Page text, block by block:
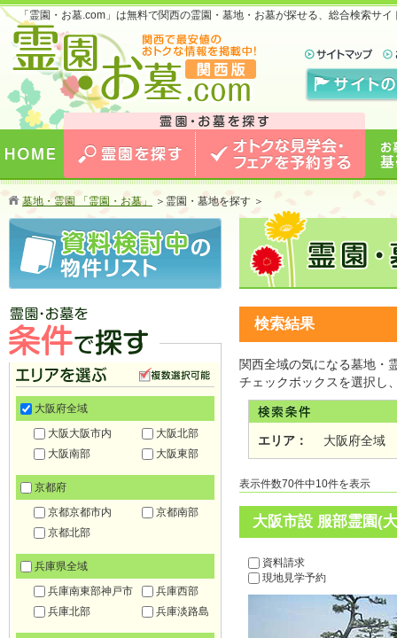
「霊園・お墓.com」は無料で関西の霊園・墓地・お墓が探せる、総合検索サ
お墓のことなら霊園・お墓.com 関西版 関西で
最安値のおトクな情報を掲載中！
する
墓地・霊園 「霊園・お墓」 ＞ 霊園・墓地を探す ＞
検索結果
関西全域の気になる墓地・
チェックボックスを選択し
エリア： 大阪府全域
表示件数70件中10件を表示
大阪市設 服部霊園(
資料請求
現地見学予約
霊園・お墓を条件で探す
大阪府全域
大阪大阪市内
大阪北部
大阪南部
大阪東部
京都府
京都京都市内
京都南部
京都北部
兵庫県全域
兵庫南東部神戸市
兵庫西部
兵庫北部
兵庫淡路島